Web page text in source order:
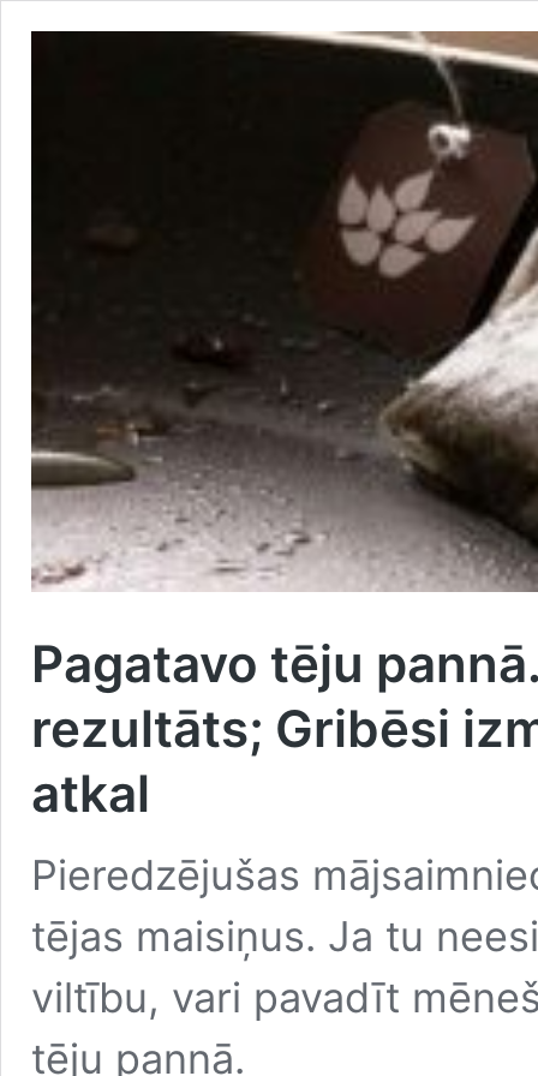
Pagatavo tēju
rezultāts; Gribēsi
atkal
Pieredzējušas
tējas maisiņus. Ja tu
viltību, vari pavadīt
tēju pannā.